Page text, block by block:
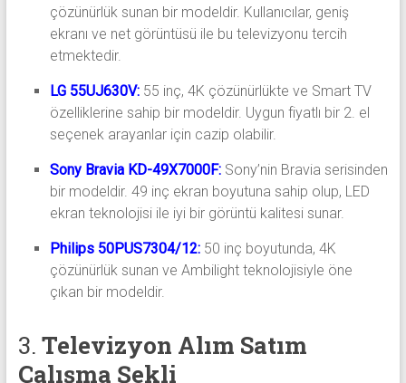
çözünürlük sunan bir modeldir. Kullanıcılar, geniş
ekranı ve net görüntüsü ile bu televizyonu tercih
etmektedir.
LG 55UJ630V:55 inç, 4K çözünürlükte ve Smart TV
özelliklerine sahip bir modeldir. Uygun fiyatlı bir 2. el
seçenek arayanlar için cazip olabilir.
Sony Bravia KD-49X7000F:Sony’nin Bravia serisinden
bir modeldir. 49 inç ekran boyutuna sahip olup, LED
ekran teknolojisi ile iyi bir görüntü kalitesi sunar.
Philips 50PUS7304/12:50 inç boyutunda, 4K
çözünürlük sunan ve Ambilight teknolojisiyle öne
çıkan bir modeldir.
3. Televizyon Alım Satım
Çalışma Şekli